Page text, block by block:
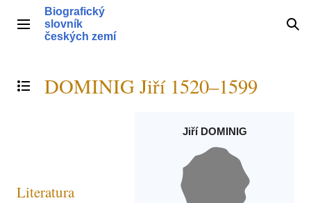
obsahHlavní menu
Biografický
slovník
českých zemí
Přepnout obsah
DOMINIG Jiří 1520–1599
Jiří DOMINIG
Literatura